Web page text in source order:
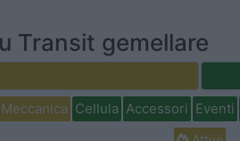
Transit gemellare
Meccanica Cellula Accessori Eventi